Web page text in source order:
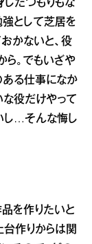
したつもりもな
強として芝居を
かないと、役
ら。でもいざや
ある仕事になか
役だけやって
し…そんな悔し
品を作りたいと
台作りからは関